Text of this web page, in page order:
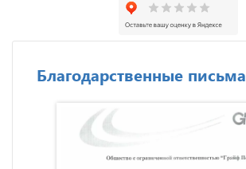
Благодарственные письма